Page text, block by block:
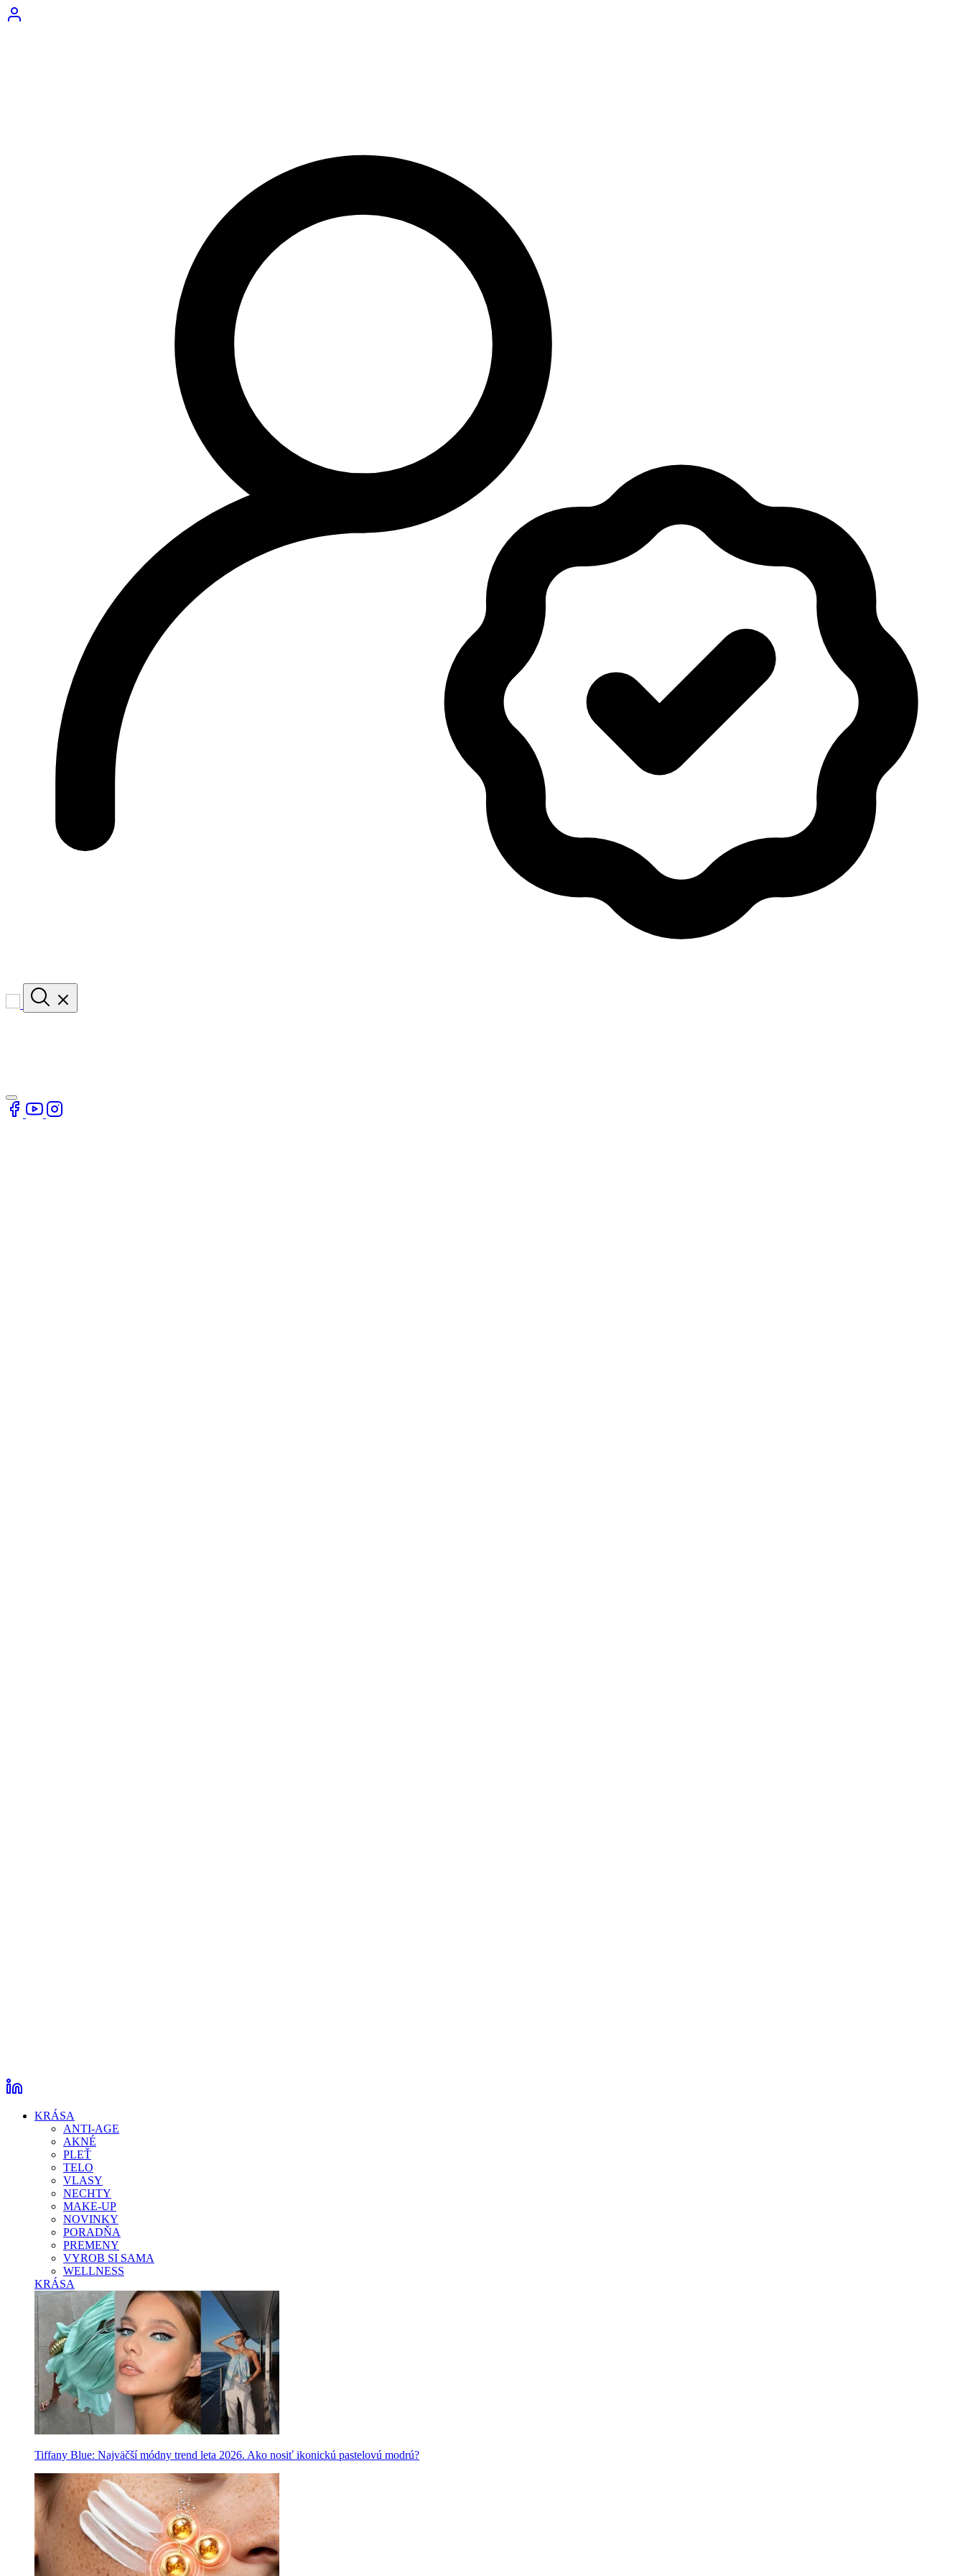
KRÁSA
ANTI-AGE
AKNÉ
PLEŤ
TELO
VLASY
NECHTY
MAKE-UP
NOVINKY
PORADŇA
PREMENY
VYROB SI SAMA
WELLNESS
KRÁSA
Tiffany Blue: Najväčší módny trend leta 2026. Ako nosiť ikonickú pastelovú modrú?